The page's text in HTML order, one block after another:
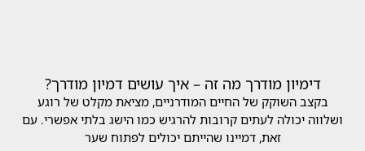
דימיון מודרך מה זה – איך עושים דמיון מודרך?
בקצב השוקק של החיים המודרניים, מציאת מקלט של רוגע
ושלווה יכולה לעתים קרובות להרגיש כמו הישג בלתי אפשרי. עם
זאת, דמיינו שהייתם יכולים לפתוח שער